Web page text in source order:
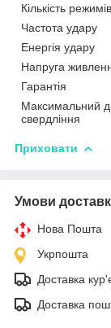
Кількість режимів
Частота удару
Енергія удару
Напруга
Гарантія
Максимальний
свердління
Приховати
Умови
Нова Пошта
Укрпошта
Доставка
Доставка